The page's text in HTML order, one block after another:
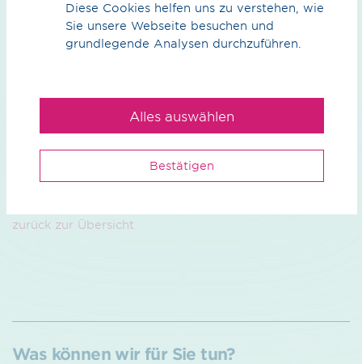
zurück zur Übersicht
Was können wir für Sie tun?
Diese Cookies helfen uns zu verstehen, wie
Sie unsere Webseite besuchen und
grundlegende Analysen durchzuführen.
Bestätigen
Alles auswählen